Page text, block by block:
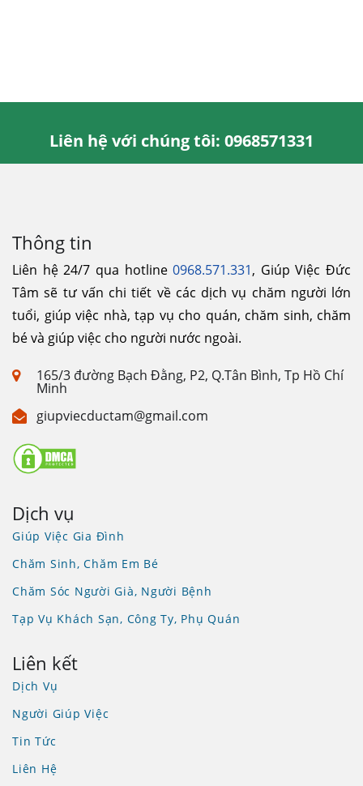
Liên hệ với chúng tôi: 0968571331
Thông tin
Liên hệ 24/7 qua hotline0968.571.331, Giúp Việc Đức
Tâm sẽ tư vấn chi tiết về các dịch vụ chăm người lớn
tuổi, giúp việc nhà, tạp vụ cho quán, chăm sinh, chăm
bé và giúp việc cho người nước ngoài.
165/3 đường Bạch Đằng, P2, Q.Tân Bình, Tp Hồ Chí
Minh
giupviecductam@gmail.com
Dịch vụ
Giúp Việc Gia Đình
Chăm Sinh, Chăm Em Bé
Chăm Sóc Người Già, Người Bệnh
Tạp Vụ Khách Sạn, Công Ty, Phụ Quán
Liên kết
Dịch Vụ
Người Giúp Việc
Tin Tức
Liên Hệ